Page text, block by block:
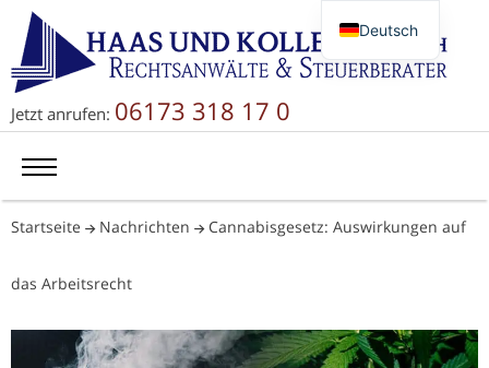
Jetzt anrufen: 06173 318 17 0
Startseite Nachrichten Cannabisgesetz: Auswirkungen auf
das Arbeitsrecht
Deutsch
English
简体中文